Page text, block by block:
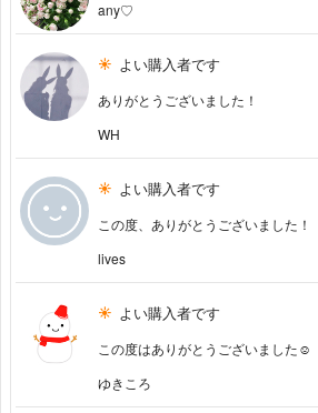
any♡
よい購入者です
ありがとうございました！
WH
よい購入者です
この度、ありがとうございました！
lives
よい購入者です
この度はありがとうございました☺︎
ゆきころ